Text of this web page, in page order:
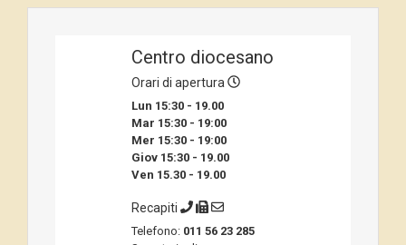
Centro diocesano
Orari di apertura
Lun 15:30 - 19.00
Mar 15:30 - 19:00
Mer 15:30 - 19:00
Giov 15:30 - 19.00
Ven 15.30 - 19.00
Recapiti
Telefono: 011 56 23 285